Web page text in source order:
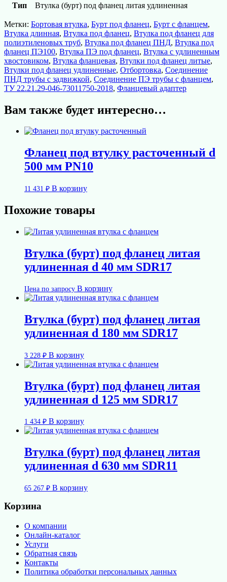
Тип Втулка (бурт) под фланец литая удлиненная
Метки: Бортовая втулка, Бурт под фланец, Бурт с фланцем,
Втулка длинная, Втулка под фланец, Втулка под фланец для
полиэтиленовых труб, Втулка под фланец ПНД, Втулка под
фланец ПЭ100, Втулка ПЭ под фланец, Втулка с удлиненным
хвостовиком, Втулка фланцевая, Втулки под фланец литые,
Втулки под фланец удлиненные, Отбортовка, Соединение
ПНД трубы с задвижкой, Соединение ПЭ трубы с фланцем,
ТУ 22.21.29-046-73011750-2018, Фланцевый адаптер
Вам также будет интересно…
Фланец под втулку расточенный d
500 мм PN10
11 431 ₽ В корзину
Похожие товары
Втулка (бурт) под фланец литая
удлиненная d 40 мм SDR17
Цена по запросу В корзину
Втулка (бурт) под фланец литая
удлиненная d 180 мм SDR17
3 228 ₽ В корзину
Втулка (бурт) под фланец литая
удлиненная d 125 мм SDR17
1 434 ₽ В корзину
Втулка (бурт) под фланец литая
удлиненная d 630 мм SDR11
65 267 ₽ В корзину
Корзина
О компании
Онлайн-каталог
Услуги
Обратная связь
Контакты
Политика обработки персональных данных